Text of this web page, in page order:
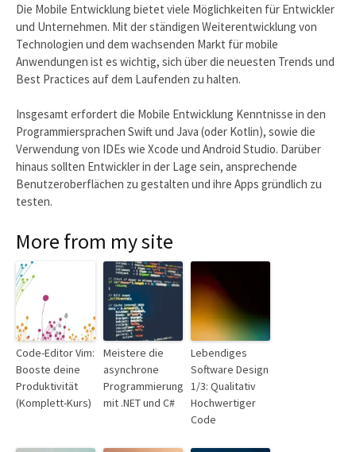
Die Mobile Entwicklung bietet viele Möglichkeiten für Entwickler
und Unternehmen. Mit der ständigen Weiterentwicklung von
Technologien und dem wachsenden Markt für mobile
Anwendungen ist es wichtig, sich über die neuesten Trends und
Best Practices auf dem Laufenden zu halten.
Insgesamt erfordert die Mobile Entwicklung Kenntnisse in den
Programmiersprachen Swift und Java (oder Kotlin), sowie die
Verwendung von IDEs wie Xcode und Android Studio. Darüber
hinaus sollten Entwickler in der Lage sein, ansprechende
Benutzeroberflächen zu gestalten und ihre Apps gründlich zu
testen.
More from my site
Code-Editor Vim:
Booste deine
Produktivität
(Komplett-Kurs)
Meistere die
asynchrone
Programmierung
mit .NET und C#
Lebendiges
Software Design
1/3: Qualitativ
Hochwertiger
Code